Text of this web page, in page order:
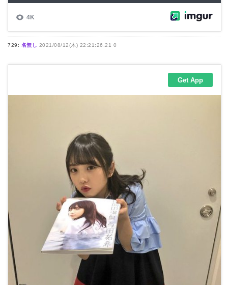
729: 名無し 2021/08/12(木) 22:21:26.21 0